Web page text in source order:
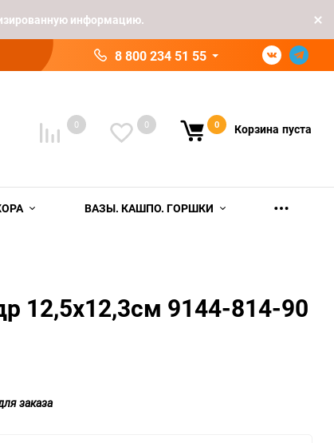
информацию.
8 800 234 51 55
0 0 0 Корзина пуста
ВАЗЫ. КАШПО. ГОРШКИ
12,5х12,3см 9144-814-90
заказа